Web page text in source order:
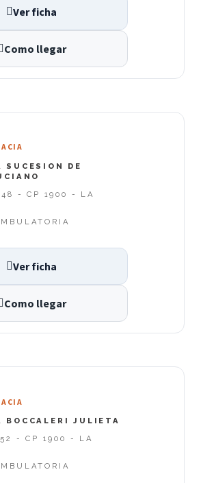
Ver ficha
Como llegar
SUCESION DE
- CP 1900 - LA
Ver ficha
Como llegar
BOCCALERI JULIETA
- CP 1900 - LA